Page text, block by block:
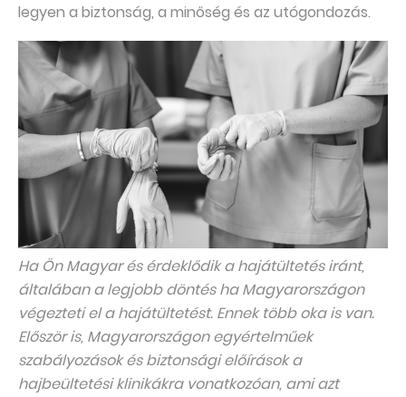
legyen a biztonság, a minőség és az utógondozás.
Ha Ön Magyar és érdeklődik a hajátültetés iránt,
általában a legjobb döntés ha Magyarországon
végezteti el a hajátültetést. Ennek több oka is van.
Először is, Magyarországon egyértelműek
szabályozások és biztonsági előírások a
hajbeültetési klinikákra vonatkozóan, ami azt